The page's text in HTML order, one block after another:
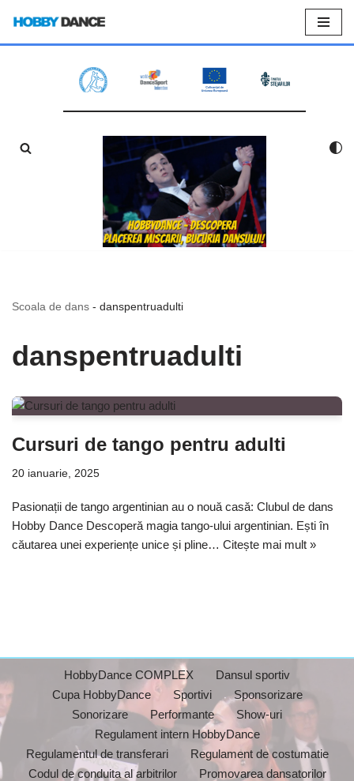
Sari
Scoala de dans - danspentruadulti
danspentruadulti
Cursuri de tango pentru adulti
20 ianuarie, 2025
Pasionații de tango argentinian au o nouă casă: Clubul de dans
Hobby Dance Descoperă magia tango-ului argentinian. Ești în
căutarea unei experiențe unice și pline… Citește mai mult »
HobbyDance COMPLEX
Dansul sportiv
Cupa HobbyDance
Sportivi
Sponsorizare
Sonorizare
Performante
Show-uri
Regulament intern HobbyDance
Regulamentul de transferari
Regulament de costumatie
Codul de conduita al arbitrilor
Promovarea dansatorilor